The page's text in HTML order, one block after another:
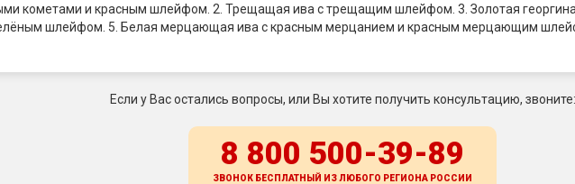
кометами и красным шлейфом. 2. Трещащая ива с трещащим шлейфом. 3. Золотая
шлейфом. 5. Белая мерцающая ива с красным мерцанием и красным мерцающим
Если у Вас остались вопросы, или Вы хотите получить консультацию, звоните:
8 800 500-39-89
ЗВОНОК БЕСПЛАТНЫЙ ИЗ ЛЮБОГО РЕГИОНА РОССИИ